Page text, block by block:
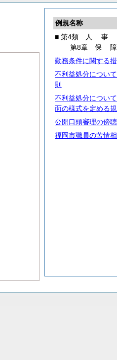
例規名称
■ 第4類
人 事
第8章 保 障
勤務条件に関する
不利益処分につい
則
不利益処分につい
面の様式を定める
公開口頭審理の傍
福岡市職員の苦情